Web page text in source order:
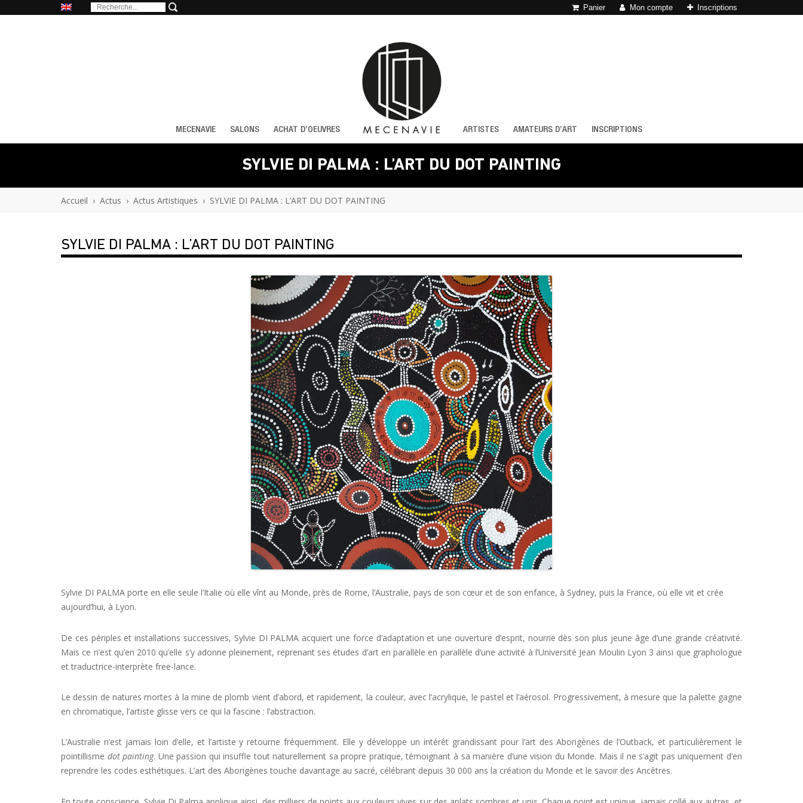
Panier Mon compte Inscriptions
ACHAT D’OEUVRES
SALONS
MECENAVIE ARTISTES AMATEURS D’ART INSCRIPTIONS
SYLVIE DI PALMA : L’ART DU DOT PAINTING
Accueil › Actus › Actus Artistiques › SYLVIE DI PALMA : L’ART DU DOT PAINTING
SYLVIE DI PALMA : L’ART DU DOT PAINTING
Sylvie DI PALMA porte en elle seule l’Italie où elle vînt au Monde, près de Rome, l’Australie, pays de son cœur et de son enfance, à Sydney, puis la France, où elle vit et crée
aujourd’hui, à Lyon.
De ces périples et installations successives, Sylvie DI PALMA acquiert une force d’adaptation et une ouverture d’esprit, nourrie dès son plus jeune âge d’une grande créativité.
Mais ce n’est qu’en 2010 qu’elle s’y adonne pleinement, reprenant ses études d’art en parallèle en parallèle d’une activité à l’Université Jean Moulin Lyon 3 ainsi que graphologue
et traductrice-interprète free-lance.
Le dessin de natures mortes à la mine de plomb vient d’abord, et rapidement, la couleur, avec l’acrylique, le pastel et l’aérosol. Progressivement, à mesure que la palette gagne
en chromatique, l’artiste glisse vers ce qui la fascine : l’abstraction.
L’Australie n’est jamais loin d’elle, et l’artiste y retourne fréquemment. Elle y développe un intérêt grandissant pour l’art des Aborigènes de l’Outback, et particulièrement le
pointillisme dot painting. Une passion qui insuffle tout naturellement sa propre pratique, témoignant à sa manière d’une vision du Monde. Mais il ne s’agit pas uniquement d’en
reprendre les codes esthétiques. L’art des Aborigènes touche davantage au sacré, célébrant depuis 30 000 ans la création du Monde et le savoir des Ancêtres.